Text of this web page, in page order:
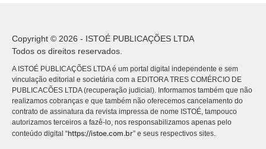
Copyright © 2026 - ISTOÉ PUBLICAÇÕES LTDA
Todos os direitos reservados.
A ISTOÉ PUBLICAÇÕES LTDA é um portal digital independente e sem
vinculação editorial e societária com a EDITORA TRES COMÉRCIO DE
PUBLICACÕES LTDA (recuperação judicial). Informamos também que não
realizamos cobranças e que também não oferecemos cancelamento do
contrato de assinatura da revista impressa de nome ISTOÉ, tampouco
autorizamos terceiros a fazê-lo, nos responsabilizamos apenas pelo
conteúdo digital “https://istoe.com.br” e seus respectivos sites.